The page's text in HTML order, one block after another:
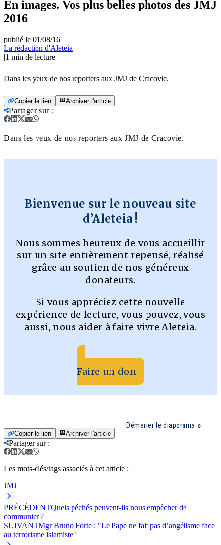
En images. Vos plus belles photos des JMJ
2016
publié le 01/08/16|
La rédaction d'Aleteia
|1 min de lecture
Dans les yeux de nos reporters aux JMJ de Cracovie.
Copier le lien Archiver l'article
Partager sur:
Dans les yeux de nos reporters aux JMJ de Cracovie.
Bienvenue sur le nouveau site
d’Aleteia !
Nous sommes heureux de vous accueillir
sur un site entièrement repensé, réalisé
grâce au soutien de nos généreux
donateurs.
Si vous appréciez cette nouvelle
expérience de lecture, vous pouvez, vous
aussi, nous aider à faire vivre Aleteia.
Faire un don
Démarrer le diaporama
Copier le lien Archiver l'article
Partager sur:
Les mots-clés/tags associés à cet article :
JMJ
PRÉCÉDENTQuels péchés peuvent-ils nous empêcher de
communier ?
SUIVANTMgr Bruno Forte : "Le Pape ne fait pas d’angélisme face
au terrorisme islamiste"